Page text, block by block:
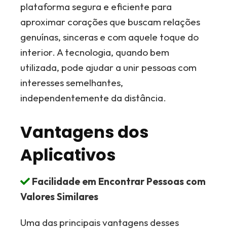
plataforma segura e eficiente para
aproximar corações que buscam relações
genuínas, sinceras e com aquele toque do
interior. A tecnologia, quando bem
utilizada, pode ajudar a unir pessoas com
interesses semelhantes,
independentemente da distância.
Vantagens dos
Aplicativos
Facilidade em Encontrar Pessoas com
Valores Similares
Uma das principais vantagens desses